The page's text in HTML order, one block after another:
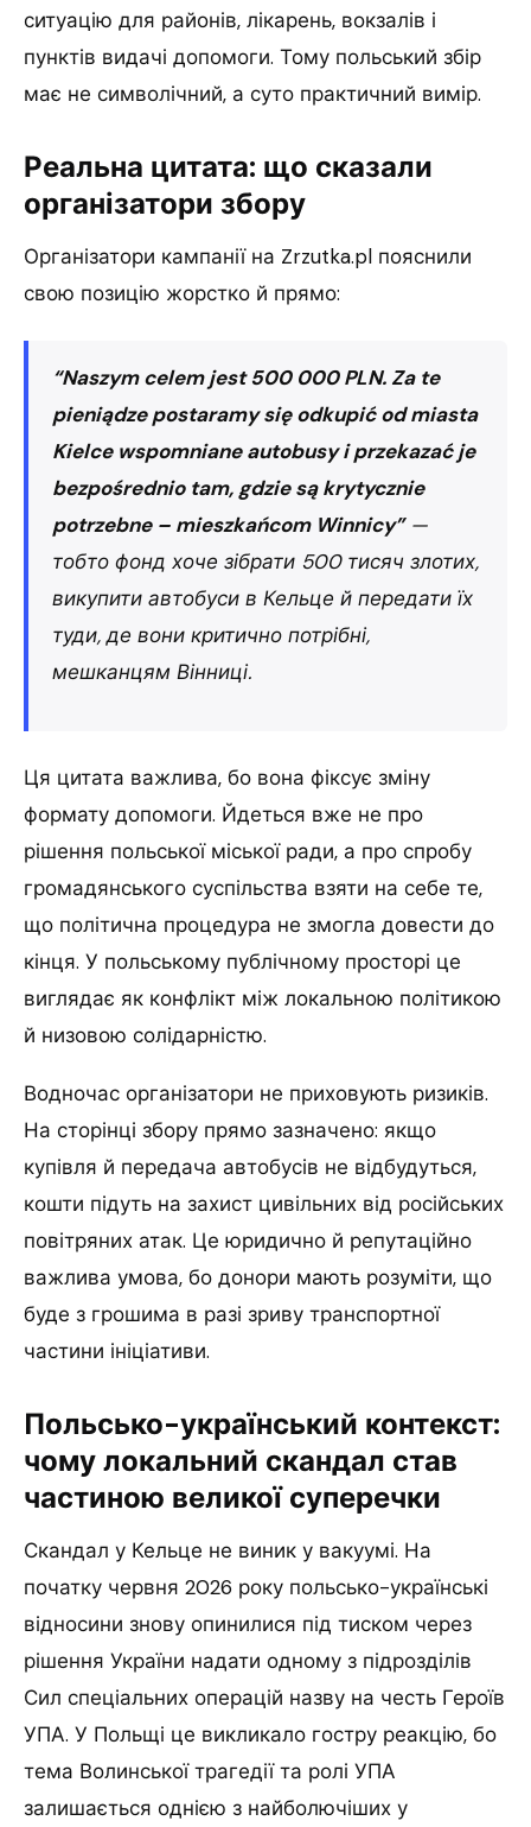
ситуацію для районів, лікарень, вокзалів і
пунктів видачі допомоги. Тому польський збір
має не символічний, а суто практичний вимір.
Реальна цитата: що сказали
організатори збору
Організатори кампанії на Zrzutka.pl пояснили
свою позицію жорстко й прямо:
“Naszym celem jest 500 000 PLN. Za te
pieniądze postaramy się odkupić od miasta
Kielce wspomniane autobusy i przekazać je
bezpośrednio tam, gdzie są krytycznie
potrzebne – mieszkańcom Winnicy”—
тобто фонд хоче зібрати 500 тисяч злотих,
викупити автобуси в Кельце й передати їх
туди, де вони критично потрібні,
мешканцям Вінниці.
Ця цитата важлива, бо вона фіксує зміну
формату допомоги. Йдеться вже не про
рішення польської міської ради, а про спробу
громадянського суспільства взяти на себе те,
що політична процедура не змогла довести до
кінця. У польському публічному просторі це
виглядає як конфлікт між локальною політикою
й низовою солідарністю.
Водночас організатори не приховують ризиків.
На сторінці збору прямо зазначено: якщо
купівля й передача автобусів не відбудуться,
кошти підуть на захист цивільних від російських
повітряних атак. Це юридично й репутаційно
важлива умова, бо донори мають розуміти, що
буде з грошима в разі зриву транспортної
частини ініціативи.
Польсько-український контекст:
чому локальний скандал став
частиною великої суперечки
Скандал у Кельце не виник у вакуумі. На
початку червня 2026 року польсько-українські
відносини знову опинилися під тиском через
рішення України надати одному з підрозділів
Сил спеціальних операцій назву на честь Героїв
УПА. У Польщі це викликало гостру реакцію, бо
тема Волинської трагедії та ролі УПА
залишається однією з найболючіших у